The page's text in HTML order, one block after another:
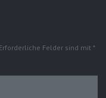
Erforderliche Felder sind mit *